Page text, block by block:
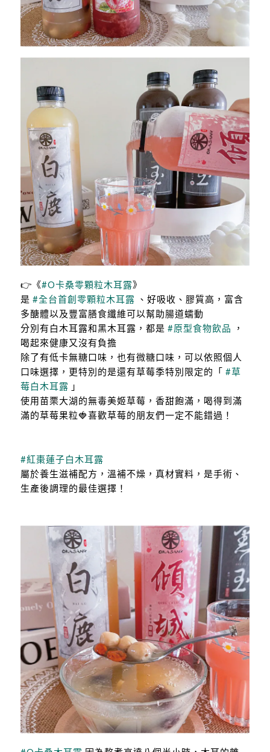
👉《#O卡桑零顆粒木耳露》
是 #全台首創零顆粒木耳露 、好吸收、膠質高，富含
多醣體以及豐富膳食纖維可以幫助腸道蠕動
分別有白木耳露和黑木耳露，都是 #原型食物飲品 ，
喝起來健康又沒有負擔
除了有低卡無糖口味，也有微糖口味，可以依照個人
口味選擇，更特別的是還有草莓季特別限定的「 #草
莓白木耳露 」
使用苗栗大湖的無毒美姬草莓，香甜飽滿，喝得到滿
滿的草莓果粒🍓喜歡草莓的朋友們一定不能錯過！
#紅棗蓮子白木耳露
屬於養生滋補配方，溫補不燥，真材實料，是手術、
生產後調理的最佳選擇！